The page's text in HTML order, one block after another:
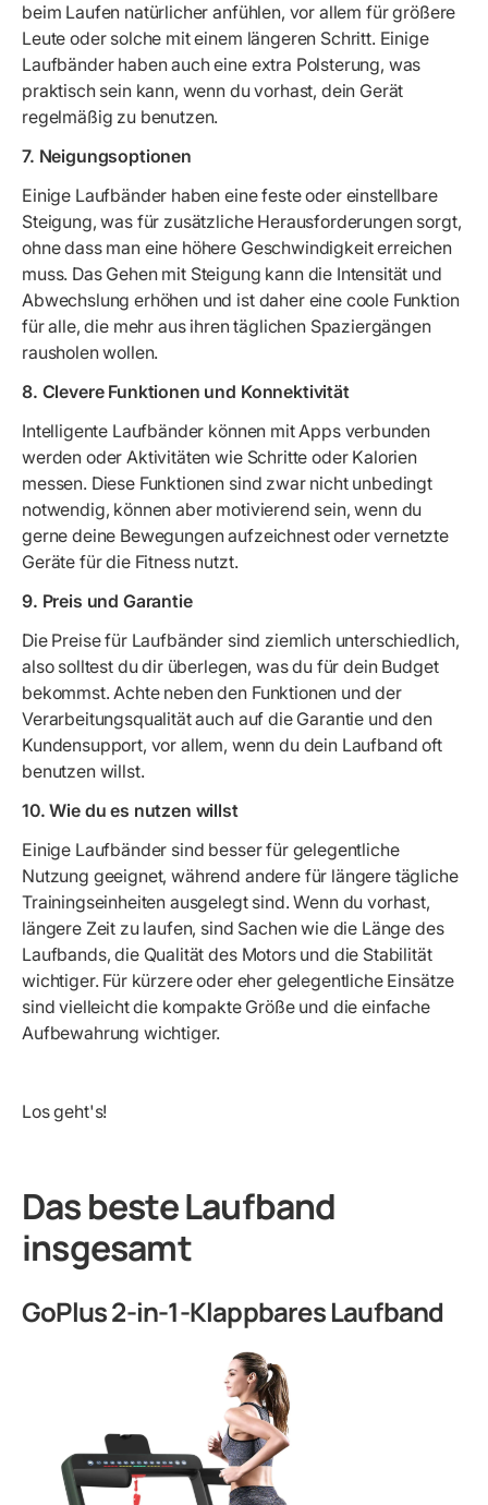
beim Laufen natürlicher anfühlen, vor allem für größere
Leute oder solche mit einem längeren Schritt. Einige
Laufbänder haben auch eine extra Polsterung, was
praktisch sein kann, wenn du vorhast, dein Gerät
regelmäßig zu benutzen.
7. Neigungsoptionen
Einige Laufbänder haben eine feste oder einstellbare
Steigung, was für zusätzliche Herausforderungen sorgt,
ohne dass man eine höhere Geschwindigkeit erreichen
muss. Das Gehen mit Steigung kann die Intensität und
Abwechslung erhöhen und ist daher eine coole Funktion
für alle, die mehr aus ihren täglichen Spaziergängen
rausholen wollen.
8. Clevere Funktionen und Konnektivität
Intelligente Laufbänder können mit Apps verbunden
werden oder Aktivitäten wie Schritte oder Kalorien
messen. Diese Funktionen sind zwar nicht unbedingt
notwendig, können aber motivierend sein, wenn du
gerne deine Bewegungen aufzeichnest oder vernetzte
Geräte für die Fitness nutzt.
9. Preis und Garantie
Die Preise für Laufbänder sind ziemlich unterschiedlich,
also solltest du dir überlegen, was du für dein Budget
bekommst. Achte neben den Funktionen und der
Verarbeitungsqualität auch auf die Garantie und den
Kundensupport, vor allem, wenn du dein Laufband oft
benutzen willst.
10. Wie du es nutzen willst
Einige Laufbänder sind besser für gelegentliche
Nutzung geeignet, während andere für längere tägliche
Trainingseinheiten ausgelegt sind. Wenn du vorhast,
längere Zeit zu laufen, sind Sachen wie die Länge des
Laufbands, die Qualität des Motors und die Stabilität
wichtiger. Für kürzere oder eher gelegentliche Einsätze
sind vielleicht die kompakte Größe und die einfache
Aufbewahrung wichtiger.
Los geht's!
Das beste Laufband
insgesamt
GoPlus 2-in-1-Klappbares Laufband